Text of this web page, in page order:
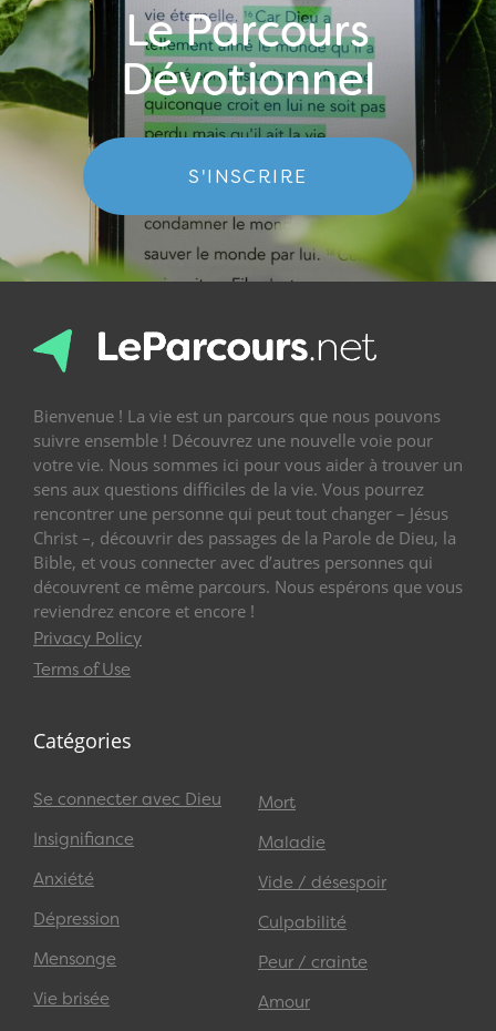
Le Parcours
Dévotionnel
S'INSCRIRE
Bienvenue ! La vie est un parcours que nous pouvons
suivre ensemble ! Découvrez une nouvelle voie pour
votre vie. Nous sommes ici pour vous aider à trouver un
sens aux questions difficiles de la vie. Vous pourrez
rencontrer une personne qui peut tout changer – Jésus
Christ –, découvrir des passages de la Parole de Dieu, la
Bible, et vous connecter avec d’autres personnes qui
découvrent ce même parcours. Nous espérons que vous
reviendrez encore et encore !
Privacy Policy
Terms of Use
Catégories
Se connecter avec Dieu
Insignifiance
Anxiété
Dépression
Mensonge
Vie brisée
Mort
Maladie
Vide / désespoir
Culpabilité
Peur / crainte
Amour